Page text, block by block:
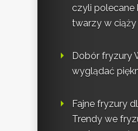
czyli polecane
twarzy w ciąży
Dobór fryzury
wyglądać
Fajne fryzury
Trendy we